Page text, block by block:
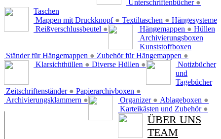
Unterschriftenbücher ●
Taschen
Mappen mit Druckknopf ● Textiltaschen ●
Reißverschlussbeutel ●
Hängesysteme
Hängemappen ●
Ständer für Hängemappen ● Zubehör für Hängemappen ●
Hüllen
Klarsichthüllen ● Diverse Hüllen ●
Archivierungsboxen
Zeitschriftenständer ● Papierarchivboxen ●
Archivierungsklammern ●
Kunststoffboxen
Organizer ● Ablageboxen ●
Karteikästen und Zubehör ●
Notizbücher
und
Tagebücher
ÜBER UNS
TEAM